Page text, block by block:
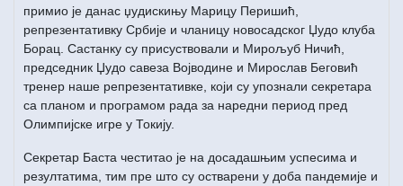
примио је данас џудискињу Марицу Перишић,
репрезентативку Србије и чланицу новосадског Џудо клуба
Борaц. Састанку су присуствовали и Мирољуб Ничић,
председник Џудо савеза Војводине и Мирослав Беговић
тренер наше репрезентативке, који су упознали секретара
са планом и програмом рада за наредни период пред
Олимпијске игре у Токију.
Секретар Баста честитао је на досадашњим успесима и
резултатима, тим пре што су остварени у доба пандемије и